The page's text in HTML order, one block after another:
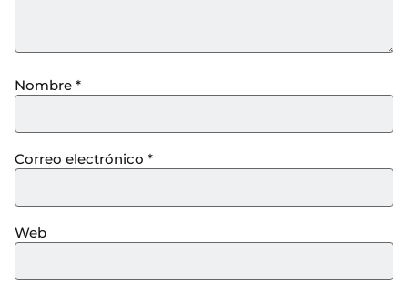
Nombre *
Correo electrónico *
Web